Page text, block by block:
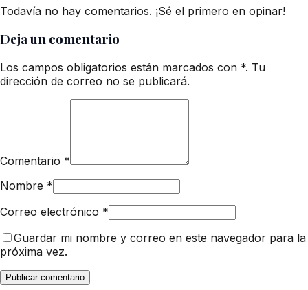
Todavía no hay comentarios. ¡Sé el primero en opinar!
Deja un comentario
Los campos obligatorios están marcados con *. Tu
dirección de correo no se publicará.
Comentario *
Nombre *
Correo electrónico *
Guardar mi nombre y correo en este navegador para la
próxima vez.